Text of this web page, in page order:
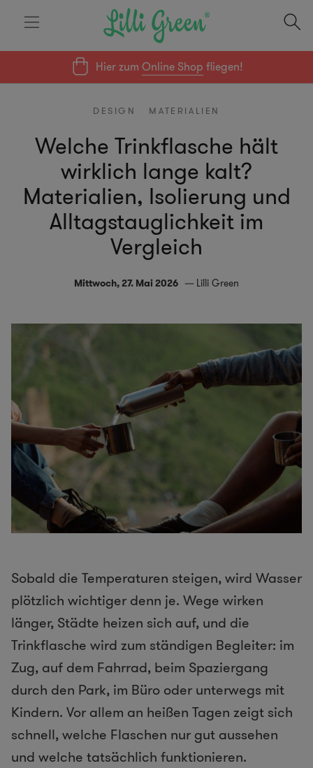
Hier zumOnline Shop fliegen!
DESIGN MATERIALIEN
Welche Trinkflasche hält
wirklich lange kalt?
Materialien, Isolierung und
Alltagstauglichkeit im
Vergleich
Mittwoch, 27. Mai 2026 Lilli Green
Sobald die Temperaturen steigen, wird Wasser
plötzlich wichtiger denn je. Wege wirken
länger, Städte heizen sich auf, und die
Trinkflasche wird zum ständigen Begleiter: im
Zug, auf dem Fahrrad, beim Spaziergang
durch den Park, im Büro oder unterwegs mit
Kindern. Vor allem an heißen Tagen zeigt sich
schnell, welche Flaschen nur gut aussehen
und welche tatsächlich funktionieren.